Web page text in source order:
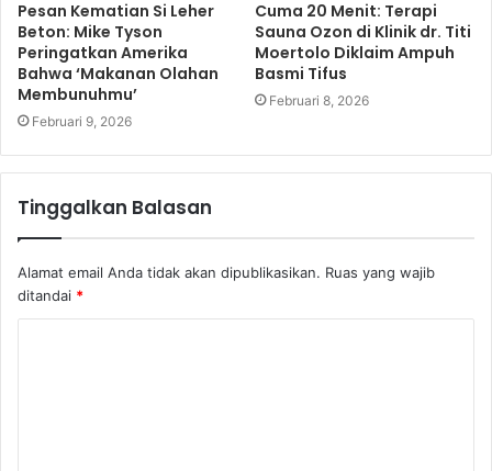
Pesan Kematian Si Leher
Beton: Mike Tyson
Peringatkan Amerika
Bahwa ‘Makanan Olahan
Membunuhmu’
Februari 9, 2026
Cuma 20 Menit: Terapi
Sauna Ozon di Klinik dr. Titi
Moertolo Diklaim Ampuh
Basmi Tifus
Februari 8, 2026
Tinggalkan Balasan
Alamat email Anda tidak akan dipublikasikan. Ruas yang wajib
ditandai *